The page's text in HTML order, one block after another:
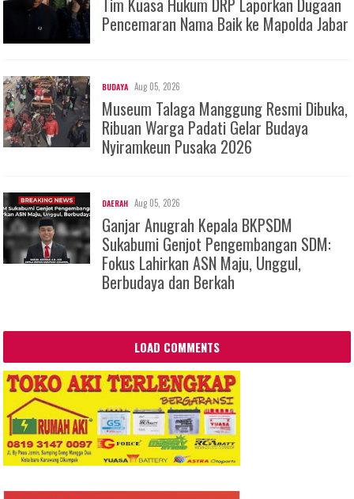
Tim Kuasa Hukum DRP Laporkan Dugaan
Pencemaran Nama Baik ke Mapolda Jabar
BUDAYA Aug 05, 2026
Museum Talaga Manggung Resmi Dibuka,
Ribuan Warga Padati Gelar Budaya
Nyiramkeun Pusaka 2026
DAERAH Aug 05, 2026
Ganjar Anugrah Kepala BKPSDM
Sukabumi Genjot Pengembangan SDM:
Fokus Lahirkan ASN Maju, Unggul,
Berbudaya dan Berkah
LOAD COMMENTS